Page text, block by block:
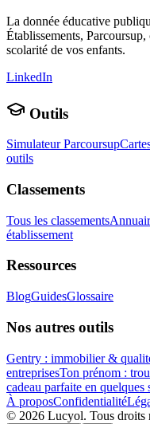
La donnée éducative
Établissements,
scolarité de vos enfants.
LinkedIn
Outils
Simulateur Parcoursup
outils
Classements
Tous les classements
établissement
Ressources
BlogGuidesGlossaire
Nos autres outils
Gentry : immobilier &
entreprisesTon prénom :
cadeau parfaite en quelques
À proposConfidentialité
© 2026 Lucyol. Tous droits